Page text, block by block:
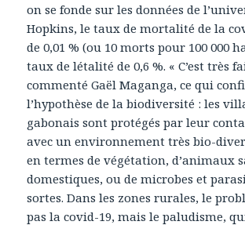
on se fonde sur les données de
Hopkins, le taux de mortalité de la
de 0,01 % (ou 10 morts pour 100 000
taux de létalité de 0,6 %. « C’est très
commenté Gaël Maganga, ce qui
l’hypothèse de la biodiversité : les
gabonais sont protégés par leur
avec un environnement très bio-
en termes de végétation, d’animaux
domestiques, ou de microbes et
sortes. Dans les zones rurales, le
pas la covid-19, mais le paludisme,